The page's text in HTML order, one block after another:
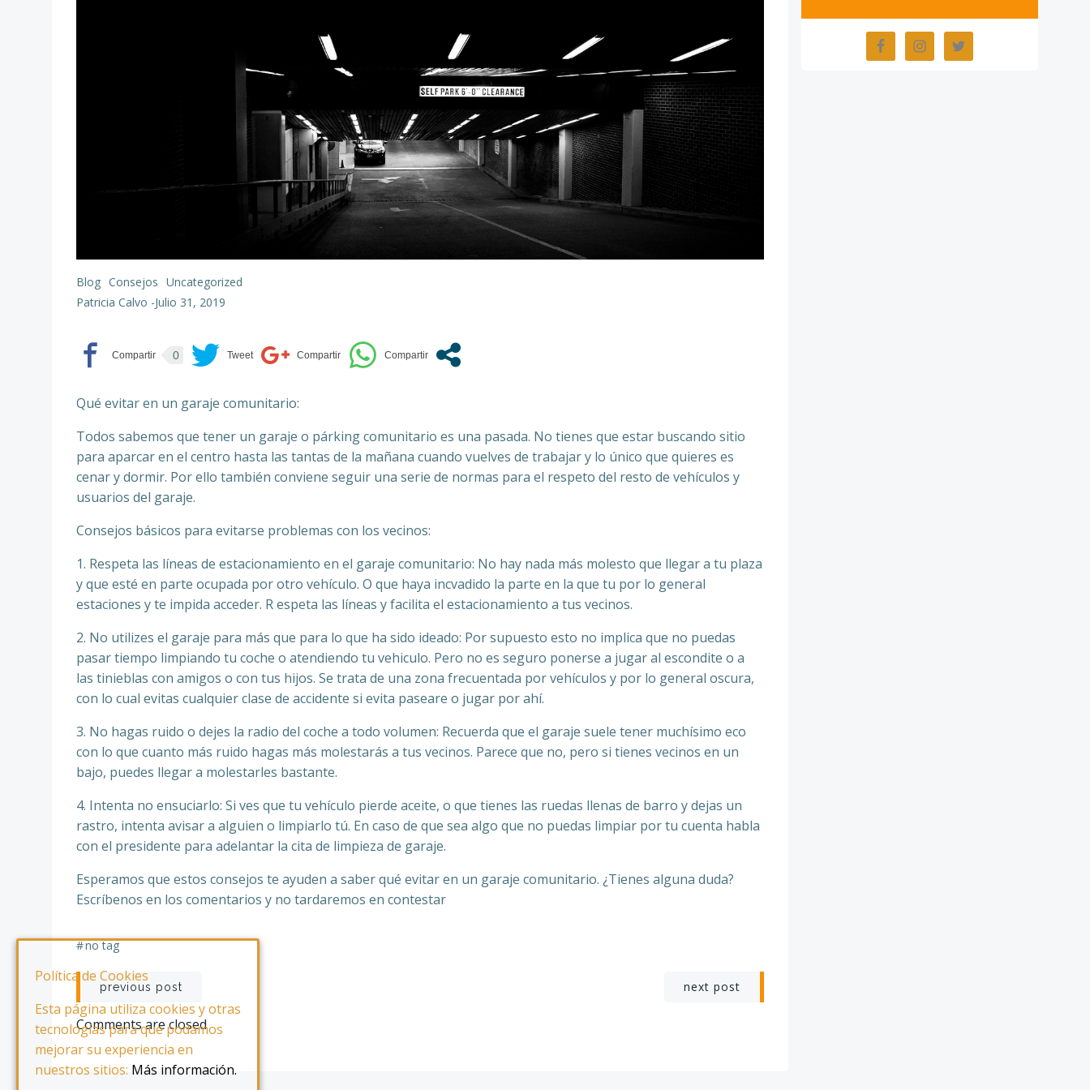
Blog Consejos Uncategorized
Patricia Calvo -Julio 31, 2019
0
Qué evitar en un garaje comunitario:
Todos sabemos que tener un garaje o párking comunitario es una pasada. No tienes que estar buscando sitio
para aparcar en el centro hasta las tantas de la mañana cuando vuelves de trabajar y lo único que quieres es
cenar y dormir. Por ello también conviene seguir una serie de normas para el respeto del resto de vehículos y
usuarios del garaje.
Consejos básicos para evitarse problemas con los vecinos:
1. Respeta las líneas de estacionamiento en el garaje comunitario: No hay nada más molesto que llegar a tu plaza
y que esté en parte ocupada por otro vehículo. O que haya incvadido la parte en la que tu por lo general
estaciones y te impida acceder. R espeta las líneas y facilita el estacionamiento a tus vecinos.
2. No utilizes el garaje para más que para lo que ha sido ideado: Por supuesto esto no implica que no puedas
pasar tiempo limpiando tu coche o atendiendo tu vehiculo. Pero no es seguro ponerse a jugar al escondite o a
las tinieblas con amigos o con tus hijos. Se trata de una zona frecuentada por vehículos y por lo general oscura,
con lo cual evitas cualquier clase de accidente si evita paseare o jugar por ahí.
3. No hagas ruido o dejes la radio del coche a todo volumen: Recuerda que el garaje suele tener muchísimo eco
con lo que cuanto más ruido hagas más molestarás a tus vecinos. Parece que no, pero si tienes vecinos en un
bajo, puedes llegar a molestarles bastante.
4. Intenta no ensuciarlo: Si ves que tu vehículo pierde aceite, o que tienes las ruedas llenas de barro y dejas un
rastro, intenta avisar a alguien o limpiarlo tú. En caso de que sea algo que no puedas limpiar por tu cuenta habla
con el presidente para adelantar la cita de limpieza de garaje.
Esperamos que estos consejos te ayuden a saber qué evitar en un garaje comunitario. ¿Tienes alguna duda?
Escríbenos en los comentarios y no tardaremos en contestar
#no tag
Navegación
de
entradas
previous post next post
Comments are closed
Política de Cookies
Esta página utiliza cookies y otras
tecnologías para que podamos
mejorar su experiencia en
nuestros sitios: Más información.